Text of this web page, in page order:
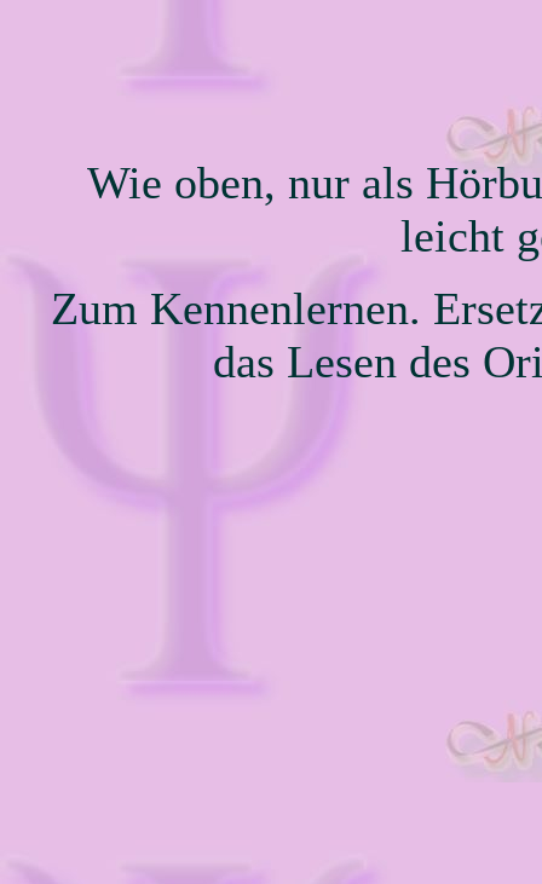
Wie oben, nur als
leicht
Zum Kennenlernen.
das Lesen des